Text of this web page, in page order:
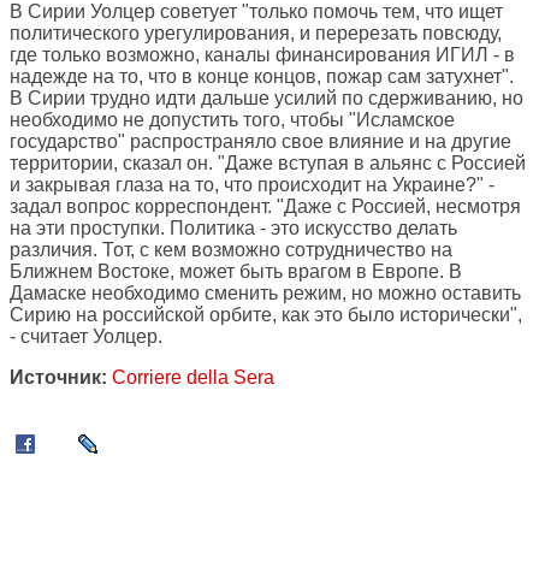
В Сирии Уолцер советует "только помочь тем, что ищет
политического урегулирования, и перерезать повсюду,
где только возможно, каналы финансирования ИГИЛ - в
надежде на то, что в конце концов, пожар сам затухнет".
В Сирии трудно идти дальше усилий по сдерживанию, но
необходимо не допустить того, чтобы "Исламское
государство" распространяло свое влияние и на другие
территории, сказал он. "Даже вступая в альянс с Россией
и закрывая глаза на то, что происходит на Украине?" -
задал вопрос корреспондент. "Даже с Россией, несмотря
на эти проступки. Политика - это искусство делать
различия. Тот, с кем возможно сотрудничество на
Ближнем Востоке, может быть врагом в Европе. В
Дамаске необходимо сменить режим, но можно оставить
Сирию на российской орбите, как это было исторически",
- считает Уолцер.
Источник: Corriere della Sera